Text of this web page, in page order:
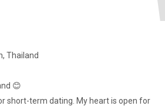
Thailand
😊
short-term dating. My heart is open for